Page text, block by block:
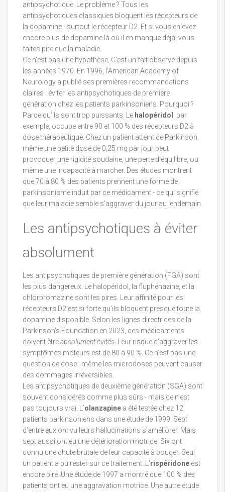
antipsychotique. Le problème ? Tous les
antipsychotiques classiques bloquent les récepteurs de
la dopamine - surtout le récepteur D2. Et si vous enlevez
encore plus de dopamine là où il en manque déjà, vous
faites pire que la maladie.
Ce n’est pas une hypothèse. C’est un fait observé depuis
les années 1970. En 1996, l’American Academy of
Neurology a publié ses premières recommandations
claires : éviter les antipsychotiques de première
génération chez les patients parkinsoniens. Pourquoi ?
Parce qu’ils sont trop puissants. Le halopéridol , par
exemple, occupe entre 90 et 100 % des récepteurs D2 à
dose thérapeutique. Chez un patient atteint de Parkinson,
même une petite dose de 0,25 mg par jour peut
provoquer une rigidité soudaine, une perte d’équilibre, ou
même une incapacité à marcher. Des études montrent
que 70 à 80 % des patients prennent une forme de
parkinsonisme induit par ce médicament - ce qui signifie
que leur maladie semble s’aggraver du jour au lendemain.
Les antipsychotiques à éviter
absolument
Les antipsychotiques de première génération (FGA) sont
les plus dangereux. Le halopéridol, la fluphénazine, et la
chlorpromazine sont les pires. Leur affinité pour les
récepteurs D2 est si forte qu’ils bloquent presque toute la
dopamine disponible. Selon les lignes directrices de la
Parkinson’s Foundation en 2023, ces médicaments
doivent êtreabsolument évités. Leur risque d’aggraver les
symptômes moteurs est de 80 à 90 %. Ce n’est pas une
question de dose : même les microdoses peuvent causer
des dommages irréversibles.
Les antipsychotiques de deuxième génération (SGA) sont
souvent considérés comme plus sûrs - mais ce n’est
pas toujours vrai. L’olanzapine a été testée chez 12
patients parkinsoniens dans une étude de 1999. Sept
d’entre eux ont vu leurs hallucinations s’améliorer. Mais
sept aussi ont eu une détérioration motrice. Six ont
connu une chute brutale de leur capacité à bouger. Seul
un patient a pu rester sur ce traitement. L’rispéridone est
encore pire. Une étude de 1997 a montré que 100 % des
patients ont eu une aggravation motrice. Une autre étude